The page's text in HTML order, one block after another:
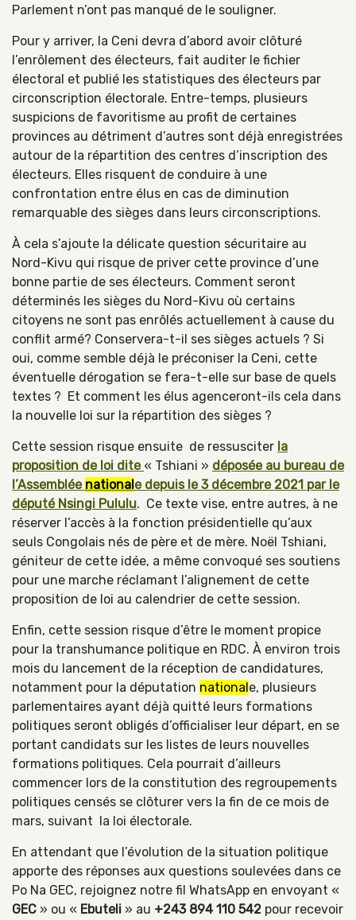
Parlement n’ont pas manqué de le souligner.
Pour y arriver, la Ceni devra d’abord avoir clôturé
l’enrôlement des électeurs, fait auditer le fichier
électoral et publié les statistiques des électeurs par
circonscription électorale. Entre-temps, plusieurs
suspicions de favoritisme au profit de certaines
provinces au détriment d’autres sont déjà enregistrées
autour de la répartition des centres d’inscription des
électeurs. Elles risquent de conduire à une
confrontation entre élus en cas de diminution
remarquable des sièges dans leurs circonscriptions.
À cela s’ajoute la délicate question sécuritaire au
Nord-Kivu qui risque de priver cette province d’une
bonne partie de ses électeurs. Comment seront
déterminés les sièges du Nord-Kivu où certains
citoyens ne sont pas enrôlés actuellement à cause du
conflit armé? Conservera-t-il ses sièges actuels ? Si
oui, comme semble déjà le préconiser la Ceni, cette
éventuelle dérogation se fera-t-elle sur base de quels
textes ? Et comment les élus agenceront-ils cela dans
la nouvelle loi sur la répartition des sièges ?
Cette session risque ensuite de ressusciter la
proposition de loi dite « Tshiani » déposée au bureau de
l’Assemblée nationale depuis le 3 décembre 2021 par le
député Nsingi Pululu. Ce texte vise, entre autres, à ne
réserver l’accès à la fonction présidentielle qu’aux
seuls Congolais nés de père et de mère. Noël Tshiani,
géniteur de cette idée, a même convoqué ses soutiens
pour une marche réclamant l’alignement de cette
proposition de loi au calendrier de cette session.
Enfin, cette session risque d’être le moment propice
pour la transhumance politique en RDC. À environ trois
mois du lancement de la réception de candidatures,
notamment pour la députation national e, plusieurs
parlementaires ayant déjà quitté leurs formations
politiques seront obligés d’officialiser leur départ, en se
portant candidats sur les listes de leurs nouvelles
formations politiques. Cela pourrait d’ailleurs
commencer lors de la constitution des regroupements
politiques censés se clôturer vers la fin de ce mois de
mars, suivant la loi électorale.
En attendant que l’évolution de la situation politique
apporte des réponses aux questions soulevées dans ce
Po Na GEC, rejoignez notre fil WhatsApp en envoyant «
GEC » ou « Ebuteli » au +243 894 110 542 pour recevoir